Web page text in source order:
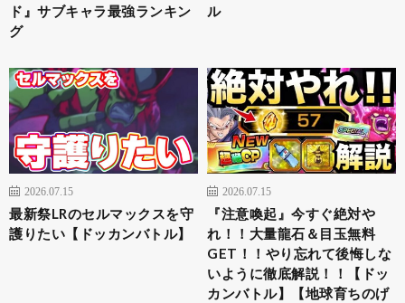
ド』サブキャラ最強ランキン
グ
ル
2026.07.15
最新祭LRのセルマックスを守
護りたい【ドッカンバトル】
2026.07.15
『注意喚起』今すぐ絶対や
れ！！大量龍石＆目玉無料
GET！！やり忘れて後悔しな
いように徹底解説！！【ドッ
カンバトル】【地球育ちのげ